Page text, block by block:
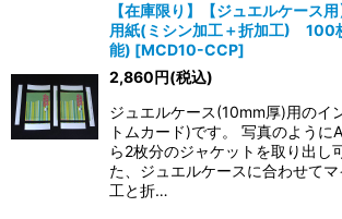
【在庫限り】【ジュエルケース
用紙(ミシン加工＋折加工) 100
能) [MCD10-CCP]
2,860円(税込)
ジュエルケース(10mm厚)用のイ
トムカード)です。 写真のように
ら2枚分のジャケットを取り出し
た、ジュエルケースに合わせて
工と折…